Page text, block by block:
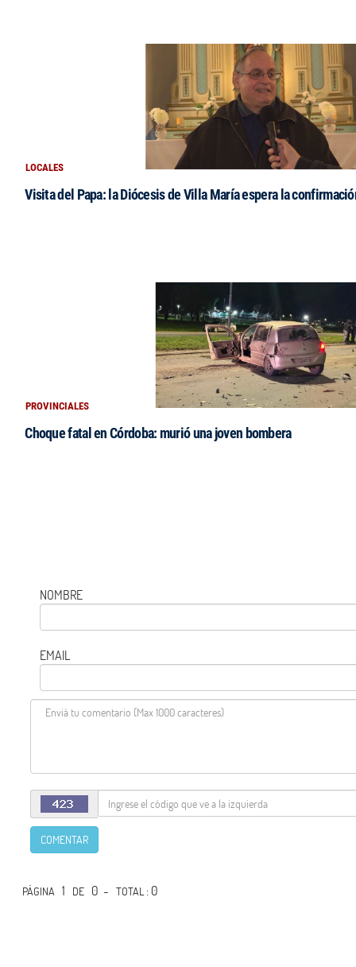
LOCALES
Visita del Papa: la Diócesis de Villa María espera la
PROVINCIALES
Choque fatal en Córdoba: murió una joven bombera
NOMBRE
EMAIL
COMENTAR
PÁGINA 1 DE 0 -TOTAL: 0